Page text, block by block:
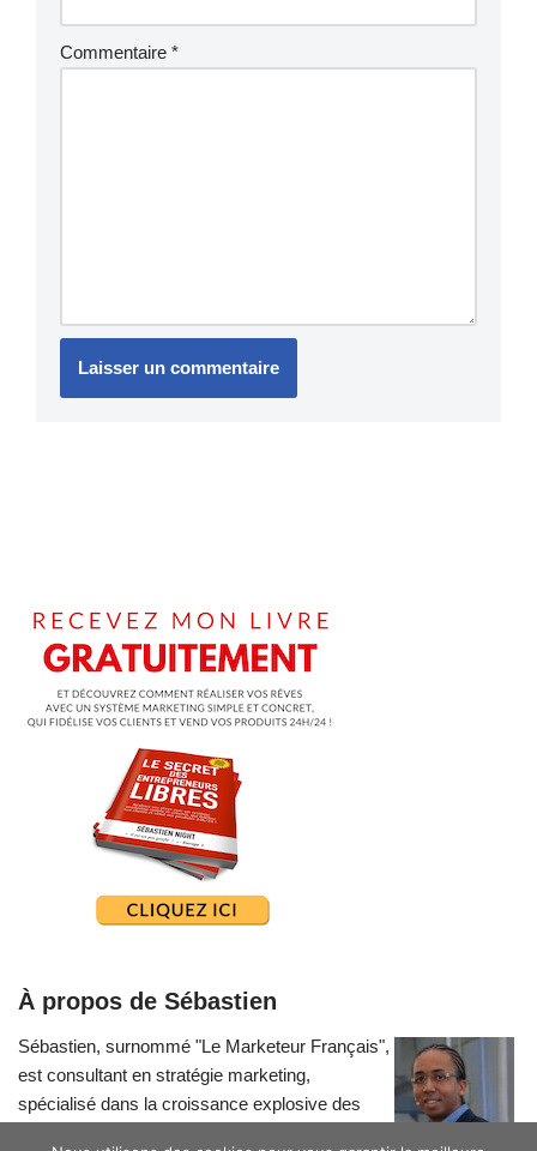
Commentaire *
À propos de Sébastien
Sébastien, surnommé "Le Marketeur Français",
est consultant en stratégie marketing,
spécialisé dans la croissance explosive des